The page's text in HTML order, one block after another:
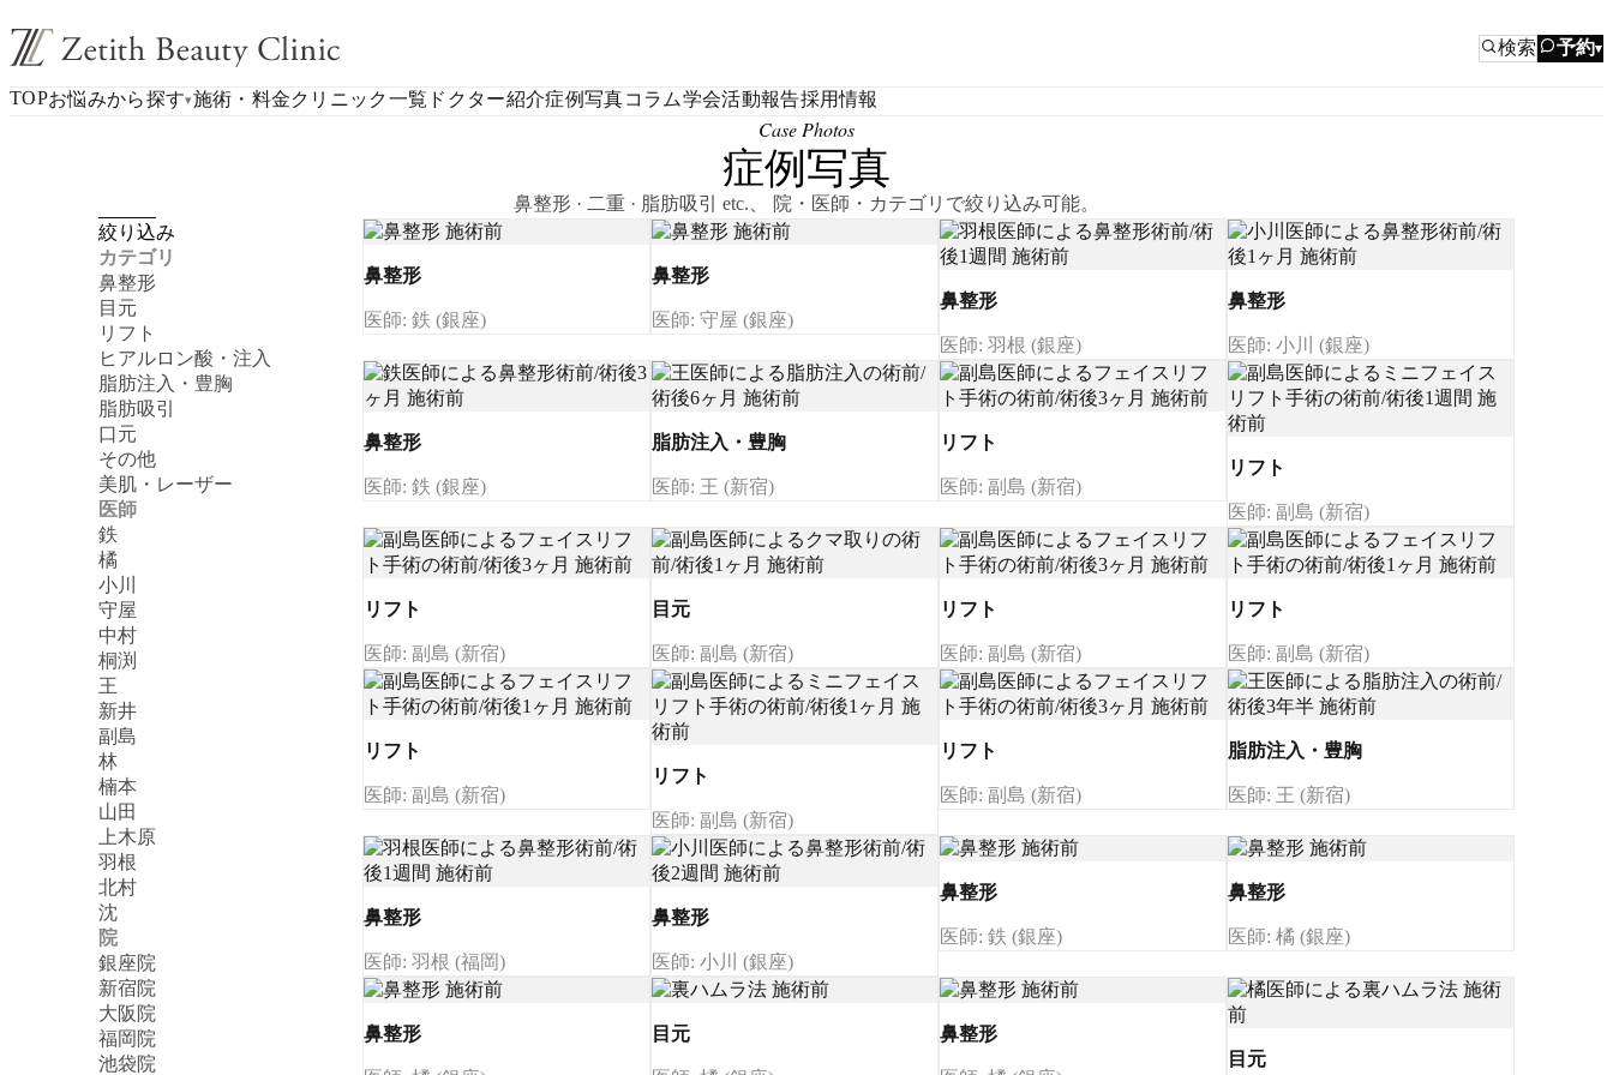
検索 予約▾
TOPお悩みから探す▾施術・料金クリニック一覧 ドクター紹介症例写真コラム学会活動報告採用情報
Case Photos
症例写真
鼻整形 · 二重 · 脂肪吸引 etc.、 院・医師・カテゴリで絞り込み可能。
絞り込み
カテゴリ
鼻整形
目元
リフト
ヒアルロン酸・注入
脂肪注入・豊胸
脂肪吸引
口元
その他
美肌・レーザー
医師
鉄
橘
小川
守屋
中村
桐渕
王
新井
副島
林
楠本
山田
上木原
羽根
北村
沈
院
銀座院
新宿院
大阪院
福岡院
池袋院
鼻整形
医師: 鉄 (銀座)
鼻整形
医師: 守屋 (銀座)
鼻整形
医師: 羽根 (銀座)
鼻整形
医師: 小川 (銀座)
鼻整形
医師: 鉄 (銀座)
脂肪注入・豊胸
医師: 王 (新宿)
リフト
医師: 副島 (新宿)
リフト
医師: 副島 (新宿)
リフト
医師: 副島 (新宿)
目元
医師: 副島 (新宿)
リフト
医師: 副島 (新宿)
リフト
医師: 副島 (新宿)
リフト
医師: 副島 (新宿)
リフト
医師: 副島 (新宿)
リフト
医師: 副島 (新宿)
脂肪注入・豊胸
医師: 王 (新宿)
鼻整形
医師: 羽根 (福岡)
鼻整形
医師: 小川 (銀座)
鼻整形
医師: 鉄 (銀座)
鼻整形
医師: 橘 (銀座)
鼻整形 目元 鼻整形
目元